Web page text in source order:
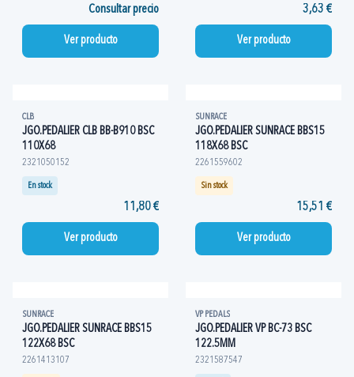
Consultar precio
Ver producto
3,63 €
Ver producto
CLB
JGO.PEDALIER CLB BB-B910 BSC
110X68
2321050152
En stock
11,80 €
Ver producto
SUNRACE
JGO.PEDALIER SUNRACE BBS15
118X68 BSC
2261559602
Sin stock
15,51 €
Ver producto
SUNRACE
JGO.PEDALIER SUNRACE BBS15
122X68 BSC
2261413107
VP PEDALS
JGO.PEDALIER VP BC-73 BSC
122.5MM
2321587547